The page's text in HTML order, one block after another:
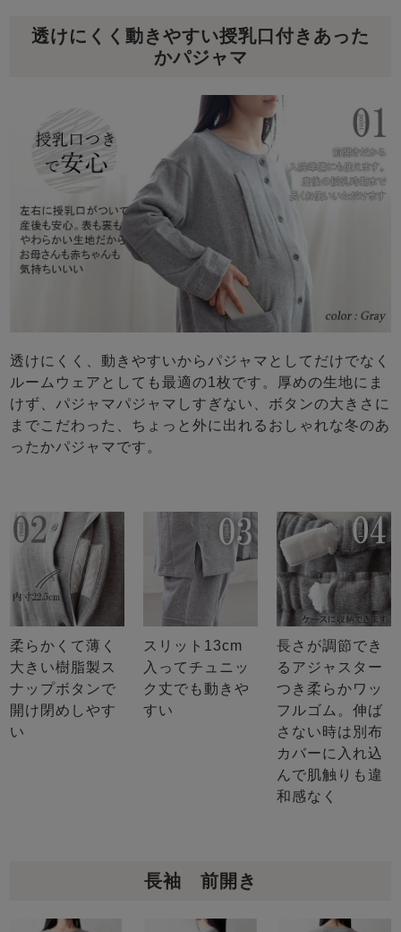
透けにくく動きやすい授乳口付きあった
かパジャマ
透けにくく、動きやすいからパジャマとしてだけでなく
ルームウェアとしても最適の1枚です。厚めの生地にま
けず、パジャマパジャマしすぎない、ボタンの大きさに
までこだわった、ちょっと外に出れるおしゃれな冬のあ
ったかパジャマです。
柔らかくて薄く
大きい樹脂製ス
ナップボタンで
開け閉めしやす
い
スリット13cm
入ってチュニッ
ク丈でも動きや
すい
長さが調節でき
るアジャスター
つき柔らかワッ
フルゴム。伸ば
さない時は別布
カバーに入れ込
んで肌触りも違
和感なく
長袖 前開き